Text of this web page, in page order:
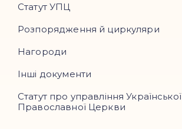
Статут УПЦ
Розпорядження й циркуляри
Нагороди
Інші документи
Статут про управління Української
Православної Церкви